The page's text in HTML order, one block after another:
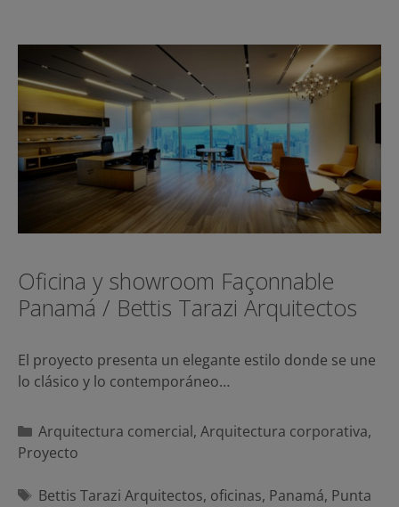
Oficina y showroom Façonnable
Panamá / Bettis Tarazi Arquitectos
El proyecto presenta un elegante estilo donde se une
lo clásico y lo contemporáneo…
Categorías
Arquitectura comercial, Arquitectura corporativa,
Proyecto
Etiquetas
Bettis Tarazi Arquitectos, oficinas, Panamá, Punta